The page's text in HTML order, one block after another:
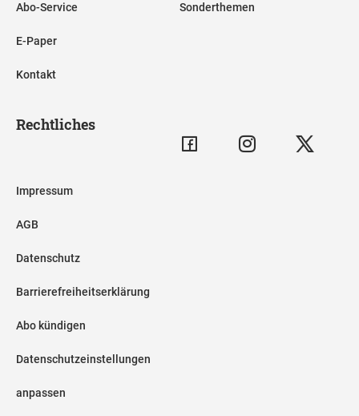
Abo-Service
E-Paper
Kontakt
Sonderthemen
Rechtliches
Impressum
AGB
Datenschutz
Barrierefreiheitserklärung
Abo kündigen
Datenschutzeinstellungen
anpassen